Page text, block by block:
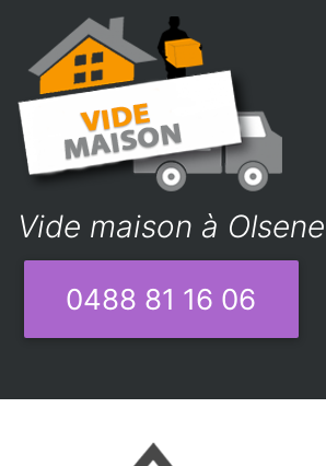
Vide maison à Olsene
0488 81 16 06